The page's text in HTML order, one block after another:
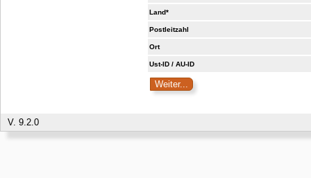
Land*
Postleitzahl
Ort
Ust-ID / AU-ID
V. 9.2.0